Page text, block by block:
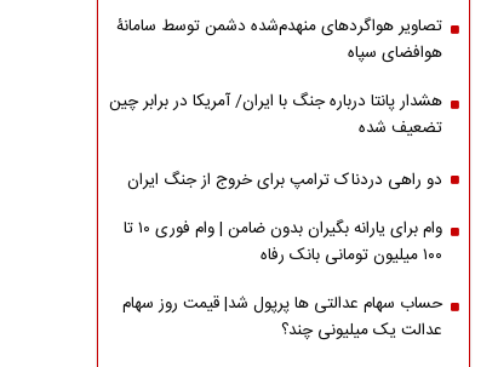
تصاویر هواگردهای منهدم‌شده دشمن توسط سامانۀ
هوافضای سپاه
هشدار پانتا درباره جنگ با ایران/ آمریکا در برابر چین
تضعیف شده
دو راهی دردناک ترامپ برای خروج از جنگ ایران
وام برای یارانه بگیران بدون ضامن | وام فوری ۱۰ تا
۱۰۰ میلیون تومانی بانک رفاه
حساب سهام عدالتی ها پرپول شد| قیمت روز سهام
عدالت یک میلیونی چند؟